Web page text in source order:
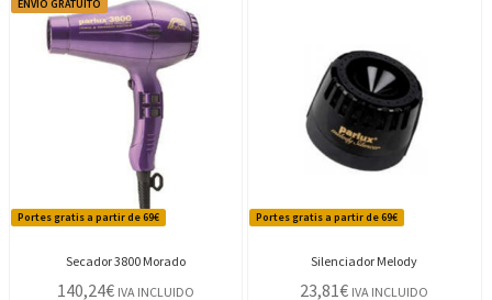
Portes gratis a partir de 69€
ENVÍO GRATUITO
Secador 3800 Morado
140,24€ IVA INCLUIDO
Portes gratis a partir de 69€
Silenciador Melody
23,81€ IVA INCLUIDO